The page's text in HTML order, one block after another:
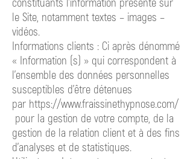
constituants l’information présente sur
le Site, notamment textes – images –
vidéos.
Informations clients : Ci après dénommé
« Information (s) » qui correspondent à
l’ensemble des données personnelles
susceptibles d’être détenues
par https://www.fraissinethypnose.com/
pour la gestion de votre compte, de la
gestion de la relation client et à des fins
d’analyses et de statistiques.